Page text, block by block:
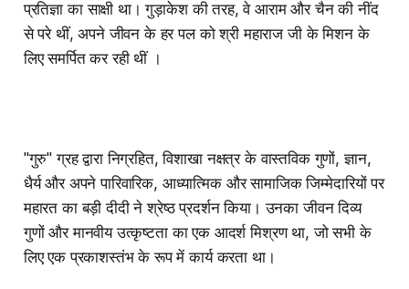
प्रतिज्ञा का साक्षी था। गुड़ाकेश की तरह, वे आराम और चैन की नींद
से परे थीं, अपने जीवन के हर पल को श्री महाराज जी के मिशन के
लिए समर्पित कर रही थीं ।
"गुरु" ग्रह द्वारा निग्रहित, विशाखा नक्षत्र के वास्तविक गुणों, ज्ञान,
धैर्य और अपने पारिवारिक, आध्यात्मिक और सामाजिक जिम्मेदारियों पर
महारत का बड़ी दीदी ने श्रेष्ठ प्रदर्शन किया। उनका जीवन दिव्य
गुणों और मानवीय उत्कृष्टता का एक आदर्श मिश्रण था, जो सभी के
लिए एक प्रकाशस्तंभ के रूप में कार्य करता था।